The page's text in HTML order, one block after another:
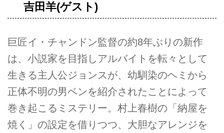
吉田羊(ゲスト)
巨匠イ・チャンドン監督の約8年ぶりの新作
は、小説家を目指しアルバイトを転々として
生きる主人公ジョンスが、幼馴染のヘミから
正体不明の男ベンを紹介されたことによって
巻き起こるミステリー。村上春樹の「納屋を
焼く」の設定を借りつつ、大胆なアレンジを